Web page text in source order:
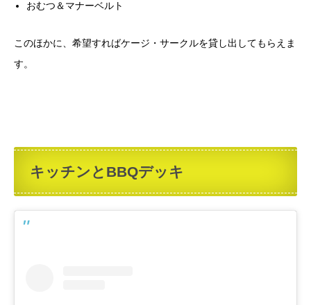
おむつ＆マナーベルト
このほかに、希望すればケージ・サークルを貸し出してもらえま
す。
キッチンとBBQデッキ